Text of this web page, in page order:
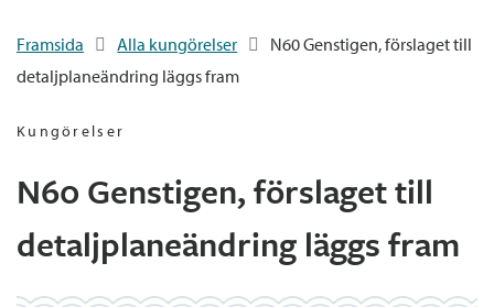
Framsida Alla kungörelser
N60 Genstigen, förslaget till
detaljplaneändring läggs fram
Kungörelser
N60 Genstigen, förslaget till
detaljplaneändring läggs fram